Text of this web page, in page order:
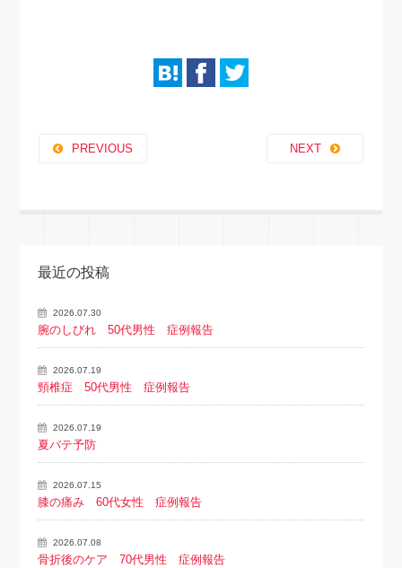
PREVIOUS NEXT
最近の投稿
2026.07.30
腕のしびれ 50代男性 症例報告
2026.07.19
頸椎症 50代男性 症例報告
2026.07.19
夏バテ予防
2026.07.15
膝の痛み 60代女性 症例報告
2026.07.08
骨折後のケア 70代男性 症例報告